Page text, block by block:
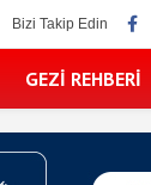
Bizi Takip Edin
GEZI REHBERI